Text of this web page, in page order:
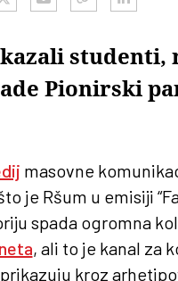
studenti,
Pionirski
masovne
je Ršum u emisiji
spada ogromna
, ali to je kanal za
kroz